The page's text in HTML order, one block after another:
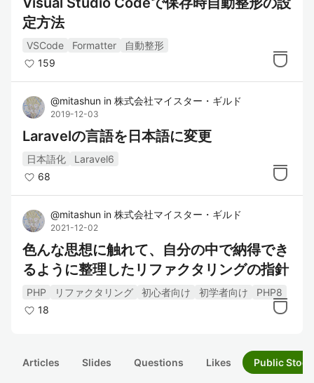
定方法
VSCode Formatter
自動整形
159
@mitashun in 株式会社マイスター・ギルド
2019-12-03
Laravelの言語を日本語に変更
日本語化
Laravel6
68
@mitashun in 株式会社マイスター・ギルド
2021-12-02
色んな思想に触れて、自分の中で納得でき
るように整理したリファクタリングの指針
PHP リファクタリング 初心者向け 初学者向け
PHP8
18
Articles Slides Questions Likes Public